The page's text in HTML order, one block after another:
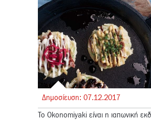
Δημοσίευση: 07.12.2017
To Okonomiyaki είναι η ιαπωνική